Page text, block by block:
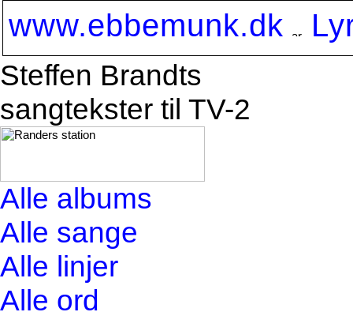
www.ebbemunk.dk
Steffen Brandts
sangtekster til TV-2
Alle albums
Alle sange
Alle linjer
Alle ord